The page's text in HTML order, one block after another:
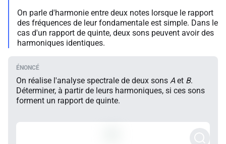
On parle d'harmonie entre deux notes lorsque le rapport
des fréquences de leur fondamentale est simple. Dans le
cas d'un rapport de quinte, deux sons peuvent avoir des
harmoniques identiques.
On réalise l'analyse spectrale de deux sons Aet B.
Déterminer, à partir de leurs harmoniques, si ces sons
forment un rapport de quinte.